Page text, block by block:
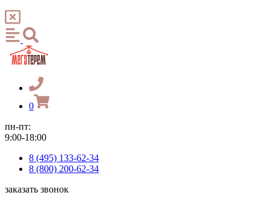
0
пн-пт:
9:00-18:00
8 (495) 133-62-34
8 (800) 200-62-34
заказать звонок